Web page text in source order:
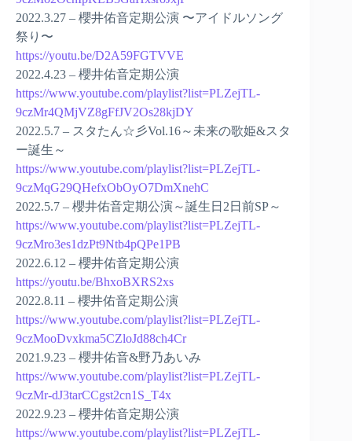
2022.3.27 – 櫻井佑音定期公演 〜アイドルソング
祭り〜
https://youtu.be/D2A59FGTVVE
2022.4.23 – 櫻井佑音定期公演
https://www.youtube.com/playlist?list=PLZejTL-
9czMr4QMjVZ8gFfJV2Os28kjDY
2022.5.7 – スタたん☆彡Vol.16～未来の歌姫&スタ
ー誕生～
https://www.youtube.com/playlist?list=PLZejTL-
9czMqG29QHefxObOyO7DmXnehC
2022.5.7 – 櫻井佑音定期公演～誕生日2日前SP～
https://www.youtube.com/playlist?list=PLZejTL-
9czMro3es1dzPt9Ntb4pQPe1PB
2022.6.12 – 櫻井佑音定期公演
https://youtu.be/BhxoBXRS2xs
2022.8.11 – 櫻井佑音定期公演
https://www.youtube.com/playlist?list=PLZejTL-
9czMooDvxkma5CZloJd88ch4Cr
2021.9.23 – 櫻井佑音&野乃あいみ
https://www.youtube.com/playlist?list=PLZejTL-
9czMr-dJ3tarCCgst2cn1S_T4x
2022.9.23 – 櫻井佑音定期公演
https://www.youtube.com/playlist?list=PLZejTL-